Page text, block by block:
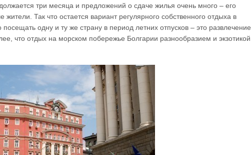
три месяца и предложений о сдаче жилья очень много – его
жители. Так что остается вариант регулярного собственного отдыха в
одну и ту же страну в период летних отпусков – это развлечение
что отдых на морском побережье Болгарии разнообразием и экзотикой